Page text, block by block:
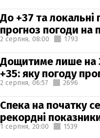
До +37 та локальні
прогноз погоди на
2 серпня, 08:00 1793
Дощитиме лише на
+35: яку погоду
2 серпня, 06:57 2696
Спека на початку
рекордні
1 серпня, 20:00 1539